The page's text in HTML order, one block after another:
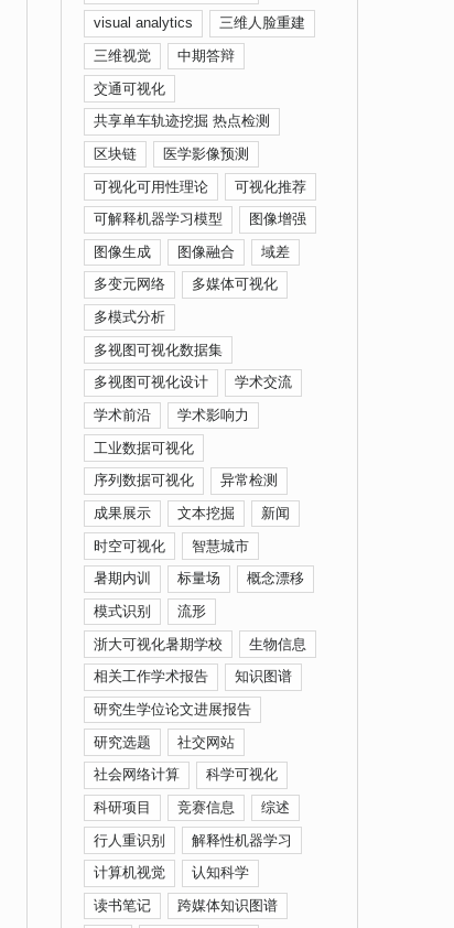
visual analytics
三维人脸重建
三维视觉
中期答辩
交通可视化
共享单车轨迹挖掘 热点检测
区块链
医学影像预测
可视化可用性理论
可视化推荐
可解释机器学习模型
图像增强
图像生成
图像融合
域差
多变元网络
多媒体可视化
多模式分析
多视图可视化数据集
多视图可视化设计
学术交流
学术前沿
学术影响力
工业数据可视化
序列数据可视化
异常检测
成果展示
文本挖掘
新闻
时空可视化
智慧城市
暑期内训
标量场
概念漂移
模式识别
流形
浙大可视化暑期学校
生物信息
相关工作学术报告
知识图谱
研究生学位论文进展报告
研究选题
社交网站
社会网络计算
科学可视化
科研项目
竞赛信息
综述
行人重识别
解释性机器学习
计算机视觉
认知科学
读书笔记
跨媒体知识图谱